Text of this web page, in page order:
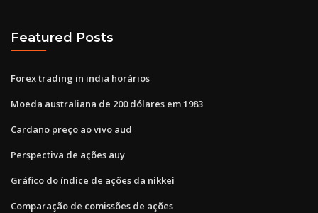
Featured Posts
Forex trading in india horários
Moeda australiana de 200 dólares em 1983
Cardano preço ao vivo aud
Perspectiva de ações auy
Gráfico do índice de ações da nikkei
Comparação de comissões de ações